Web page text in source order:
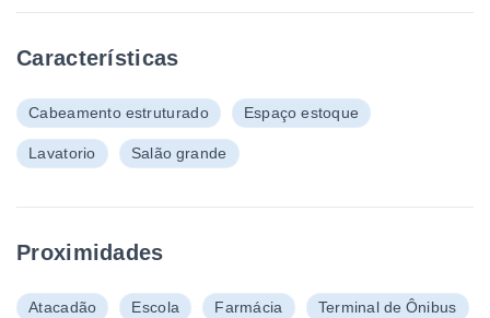
Características
Cabeamento estruturado Espaço estoque
Lavatorio Salão grande
Proximidades
Atacadão Escola Farmácia Terminal de Ônibus